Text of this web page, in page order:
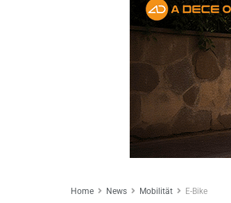
Home News Mobilität E-Bike